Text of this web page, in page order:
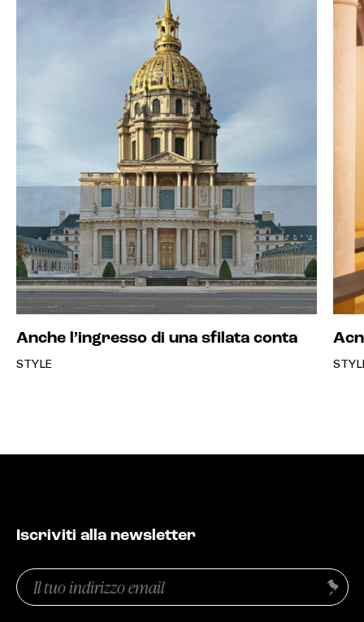
Anche l’ingresso di una sfilata conta
STYLE
Iscriviti alla newsletter
Email
(Obbligatorio) Invia